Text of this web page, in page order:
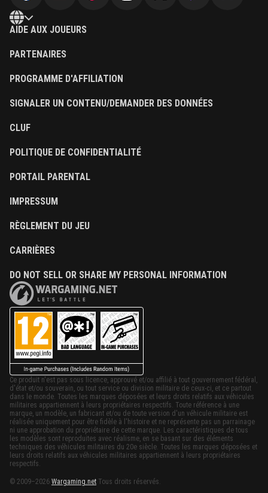
AIDE AUX JOUEURS
PARTENAIRES
PROGRAMME D'AFFILIATION
SIGNALER UN CONTENU/DEMANDER DES DONNÉES
CLUF
POLITIQUE DE CONFIDENTIALITÉ
PORTAIL PARENTAL
IMPRESSUM
RÈGLEMENT DU JEU
CARRIÈRES
DO NOT SELL OR SHARE MY PERSONAL INFORMATION
Ce produit n'est pas sous licence, approuvé et/ou affilié à tout gouvernement fédéral,
d'état et/ou souverain, ou tout service ou division militaire de ceux-ci, et ce partout
dans le monde. Toutes les marques déposées et leurs droits relatifs aux véhicules
militaires appartiennent à leurs propriétaires respectifs. Toute référence à une
marque, un modèle, un fabricant et/ou de toute version d'un véhicule militaire est
réalisée uniquement pour être fidèle à l'histoire et ne représente pas un parrainage
ni une approbation du propriétaire de cette marque. Les caractéristiques de tous
les modèles sont reproduites avec réalisme, en se basant sur des éléments
techniques des véhicules militaires du 20e siècle. Toutes les marques déposées et
leurs droits relatifs aux véhicules militaires appartiennent à leurs propriétaires
respectifs.
© 2009–2026 Wargaming.net Tous droits réservés.